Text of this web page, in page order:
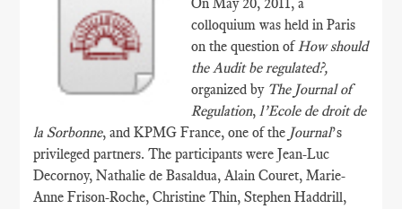
colloquium was held in Paris
on the question ofHow should
the Audit be regulated?,
organized by The Journal of
Regulation,l’Ecole de droit de
la Sorbonne, and KPMG France, one of the Journal’s
privileged partners. The participants were Jean-Luc
Decornoy, Nathalie de Basaldua, Alain Couret, Marie-
Anne Frison-Roche, Christine Thin, Stephen Haddrill,